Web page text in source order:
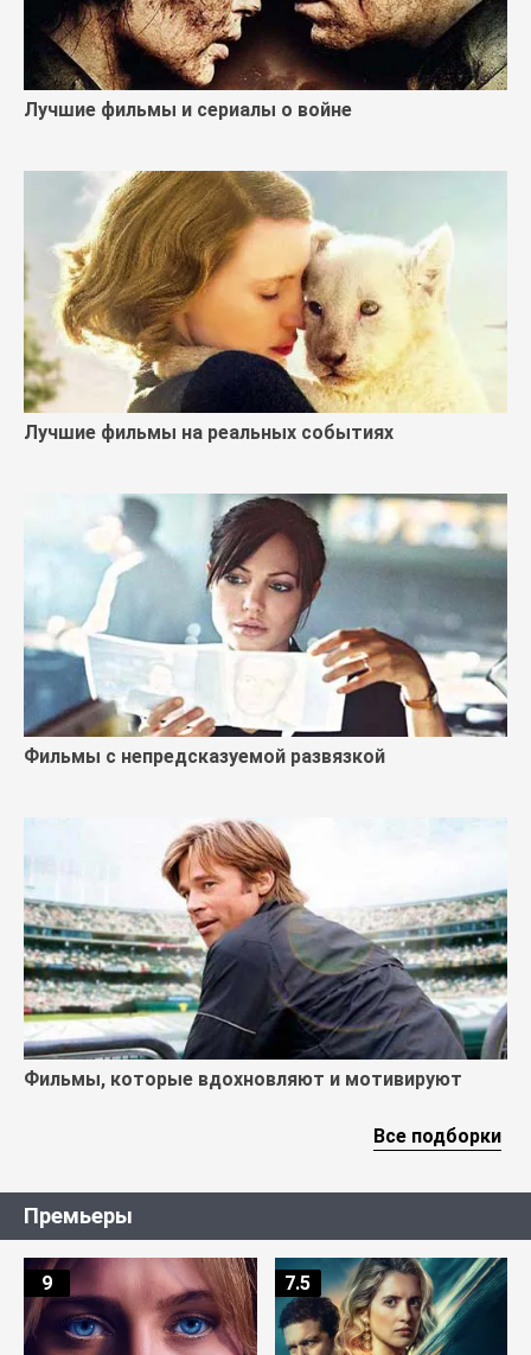
Лучшие фильмы и сериалы о войне
Лучшие фильмы на реальных событиях
Фильмы с непредсказуемой развязкой
Фильмы, которые вдохновляют и мотивируют
Все подборки
Премьеры
9 7.5